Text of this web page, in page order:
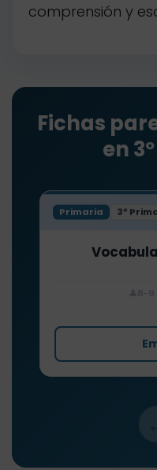
comprensión y
Fichas
en
Primaria 3º
8-9